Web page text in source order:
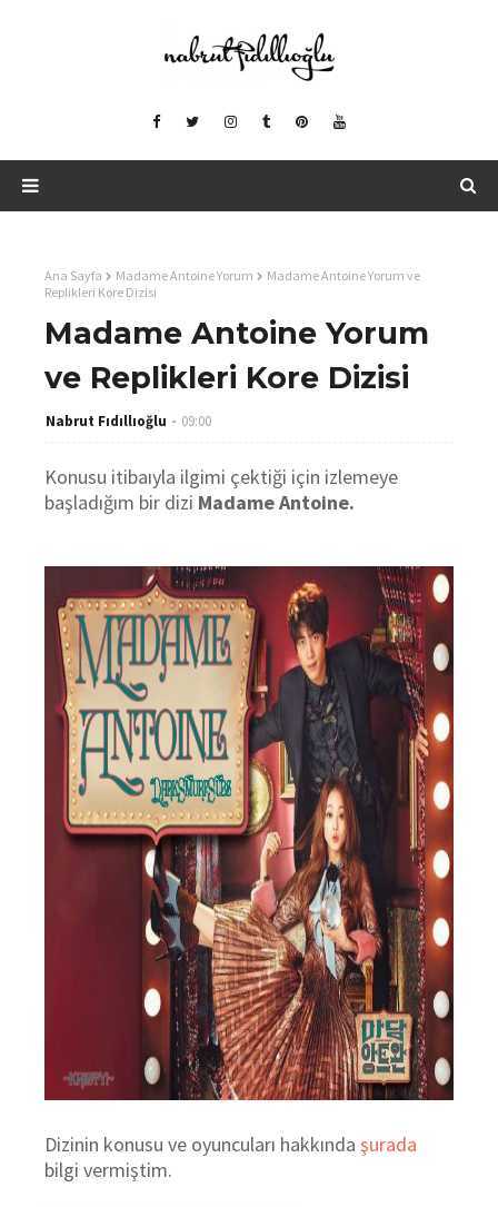
Ana Sayfa Madame Antoine Yorum
Madame Antoine Yorum ve
Replikleri Kore Dizisi
Madame Antoine Yorum
ve Replikleri Kore Dizisi
Nabrut Fıdıllıoğlu 09:00
Konusu itibaıyla ilgimi çektiği için izlemeye
başladığım bir dizi Madame Antoine.
Dizinin konusu ve oyuncuları hakkında şurada
bilgi vermiştim.